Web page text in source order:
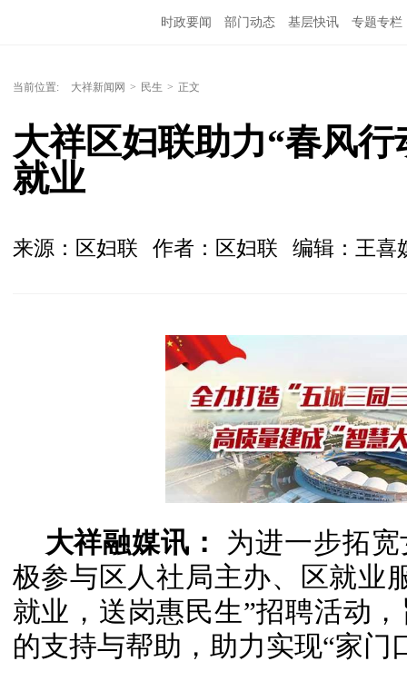
时政要闻 部门动态 基层快讯 专题专栏
当前位置: 大祥新闻网 > 民生 > 正文
大祥区妇联助力“春风
就业
来源：区妇联 作者：区妇联 编辑：王喜
大祥融媒讯：
为进一步拓
极参与区人社局主办、区就业
就业，送岗惠民生”招聘活动
的支持与帮助，助力实现“家门